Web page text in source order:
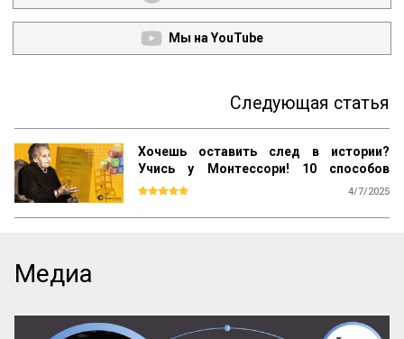
Мы на YouTube
Следующая статья
Хочешь оставить след в истории?
Учись у Монтессори! 10 способов
сохранить наследие
4/7/2025
можно найти, изучив опыт Марии
Монтессори — педагога, который не
Медиа